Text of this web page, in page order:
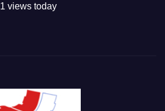
views today